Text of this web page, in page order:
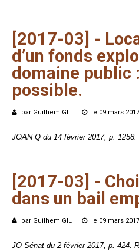
[2017-03] -
d’un fonds
domaine public :
possible.
par Guilhem GIL le 09 mars 2017
JOAN Q du 14 février 2017, p. 1258.
[2017-03] -
dans un bail
par Guilhem GIL le 09 mars 2017
JO Sénat du 2 février 2017, p. 424.